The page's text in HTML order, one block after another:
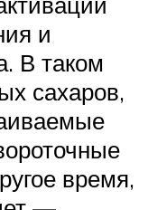
и
В таком
сахаров,
время,